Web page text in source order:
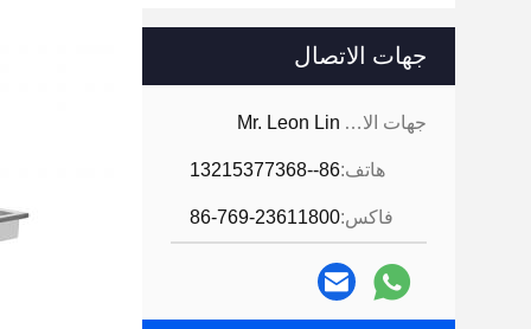
جهات الاتصال
جهات الاتصال: Mr. Leon Lin
هاتف:86--13215377368
فاكس:86-769-23611800